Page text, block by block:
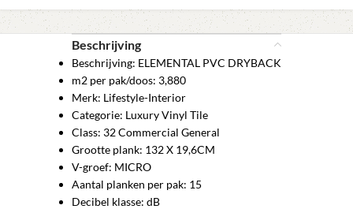
Beschrijving
Beschrijving: ELEMENTAL PVC DRYBACK
m2 per pak/doos: 3,880
Merk: Lifestyle-Interior
Categorie: Luxury Vinyl Tile
Class: 32 Commercial General
Grootte plank: 132 X 19,6CM
V-groef: MICRO
Aantal planken per pak: 15
Decibel klasse: dB